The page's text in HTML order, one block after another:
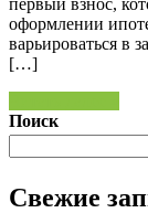
первый взнос,
оформлении
варьироваться в
[…]
Поиск
Свежие